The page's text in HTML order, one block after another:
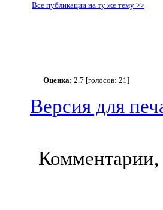
Все публикации на ту же тему >>
Оценка: 2.7 [голосов: 21]
Версия для